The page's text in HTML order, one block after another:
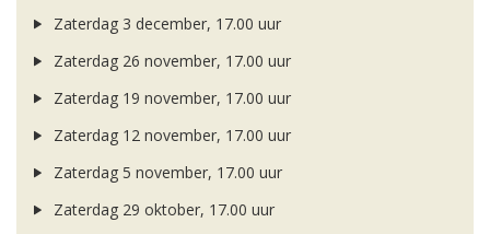
Zaterdag 3 december, 17.00 uur
Zaterdag 26 november, 17.00 uur
Zaterdag 19 november, 17.00 uur
Zaterdag 12 november, 17.00 uur
Zaterdag 5 november, 17.00 uur
Zaterdag 29 oktober, 17.00 uur